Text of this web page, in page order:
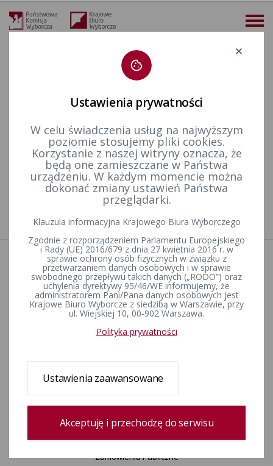
Deklaracja dostępności
więcej
Finansowanie polityki Finansowanie kampanii wyborczych Wybory Samorządowe
Nie znaleziono artykułów
Aktualności
Informacje
Wyjaśnienia, stanowiska, komunikaty
Uchwały
Konkurs „Wybieram Wybory”
Archiwum
Informacje KBW
Urzędnicy wyborczy
Statut K​BW
Zamówienia Publiczne
Ustawienia prywatności
W celu świadczenia usług na najwyższym
poziomie stosujemy pliki cookies.
Korzystanie z naszej witryny oznacza, że
będą one zamieszczane w Państwa
urządzeniu. W każdym momencie można
dokonać zmiany ustawień Państwa
przeglądarki.
Klauzula informacyjna Krajowego Biura Wyborczego
Zgodnie z rozporządzeniem Parlamentu Europejskiego
i Rady (UE) 2016/679 z dnia 27 kwietnia 2016 r. w
sprawie ochrony osób fizycznych w związku z
przetwarzaniem danych osobowych i w sprawie
swobodnego przepływu takich danych („RODO”) oraz
uchylenia dyrektywy 95/46/WE informujemy, że
administratorem Pani/Pana danych osobowych jest
Krajowe Biuro Wyborcze z siedzibą w Warszawie, przy
ul. Wiejskiej 10, 00-902 Warszawa.
Polityka prywatności
Ustawienia zaawansowane
Akceptuję i przechodzę do serwisu